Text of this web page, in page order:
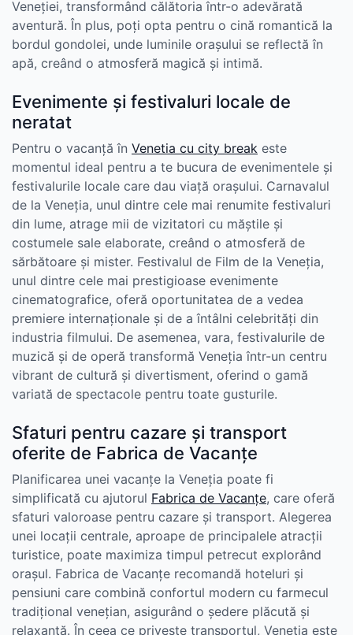
Veneției, transformând călătoria într-o adevărată
aventură. În plus, poți opta pentru o cină romantică la
bordul gondolei, unde luminile orașului se reflectă în
apă, creând o atmosferă magică și intimă.
Evenimente și festivaluri locale de
neratat
Pentru o vacanță în Venetia cu city break este
momentul ideal pentru a te bucura de evenimentele și
festivalurile locale care dau viață orașului. Carnavalul
de la Veneția, unul dintre cele mai renumite festivaluri
din lume, atrage mii de vizitatori cu măștile și
costumele sale elaborate, creând o atmosferă de
sărbătoare și mister. Festivalul de Film de la Veneția,
unul dintre cele mai prestigioase evenimente
cinematografice, oferă oportunitatea de a vedea
premiere internaționale și de a întâlni celebrități din
industria filmului. De asemenea, vara, festivalurile de
muzică și de operă transformă Veneția într-un centru
vibrant de cultură și divertisment, oferind o gamă
variată de spectacole pentru toate gusturile.
Sfaturi pentru cazare și transport
oferite de Fabrica de Vacanțe
Planificarea unei vacanțe la Veneția poate fi
simplificată cu ajutorul Fabrica de Vacanțe, care oferă
sfaturi valoroase pentru cazare și transport. Alegerea
unei locații centrale, aproape de principalele atracții
turistice, poate maximiza timpul petrecut explorând
orașul. Fabrica de Vacanțe recomandă hoteluri și
pensiuni care combină confortul modern cu farmecul
tradițional venețian, asigurând o ședere plăcută și
relaxantă. În ceea ce privește transportul, Veneția este